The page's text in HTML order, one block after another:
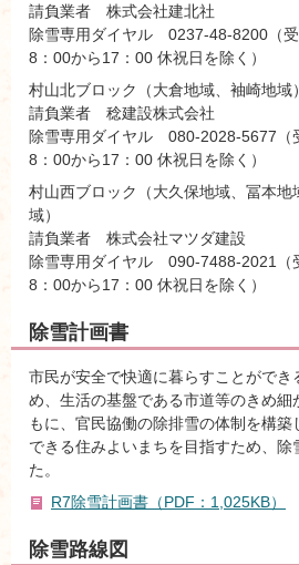
請負業者 株式会社建北社
除雪専用ダイヤル 0237-48-8200（
8：00から17：00 休祝日を除く）
村山北ブロック（大倉地域、袖崎地域）
請負業者 稔建設株式会社
除雪専用ダイヤル 080-2028-5677（
8：00から17：00 休祝日を除く）
村山西ブロック（大久保地域、冨本
域）
請負業者 株式会社マツダ建設
除雪専用ダイヤル 090-7488-2021（
8：00から17：00 休祝日を除く）
除雪計画書
市民が安全で快適に暮らすことができ
め、生活の基盤である市道等のきめ細
もに、官民協働の除排雪の体制を構
できる住みよいまちを目指すため、除
た。
R7除雪計画書（PDF：1,025KB）
除雪路線図